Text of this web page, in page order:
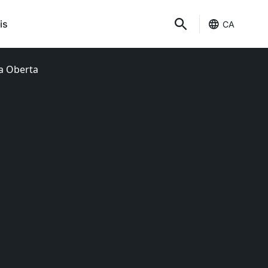
CA
Oberta